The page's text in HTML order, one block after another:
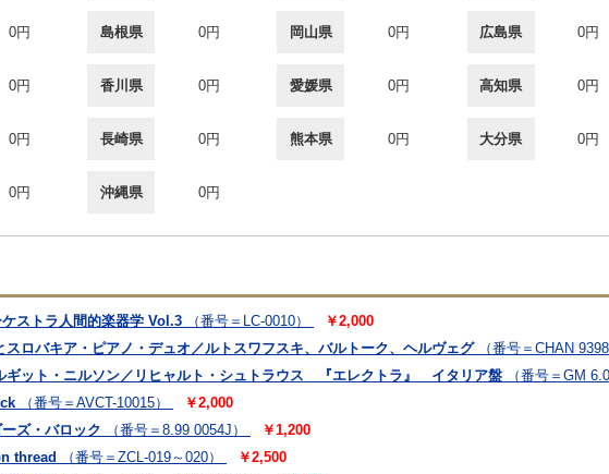
0円 島根県 0円 岡山県 0円 広島県 0円
0円 香川県 0円 愛媛県 0円 高知県 0円
0円 長崎県 0円 熊本県 0円 大分県 0円
0円 沖縄県 0円
ストラ人間的楽器学 Vol.3 （番号＝LC-0010）
￥2,000
スロバキア・ピアノ・デュオ／ルトスワフスキ、バルトーク、ヘルヴェグ
（番号＝CHAN
ギット・ニルソン／リヒャルト・シュトラウス 『エレクトラ』 イタリア盤
（番号＝GM
（番号＝AVCT-10015）
￥2,000
ズ・バロック
（番号＝8.99 0054J）
￥1,200
thread
（番号＝ZCL-019～020）
￥2,500